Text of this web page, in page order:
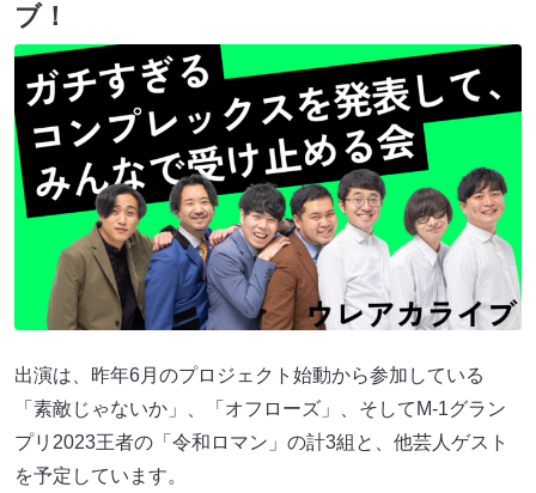
ブ！
出演は、昨年6月のプロジェクト始動から参加している
「素敵じゃないか」、「オフローズ」、そしてM-1グラン
プリ2023王者の「令和ロマン」の計3組と、他芸人ゲスト
を予定しています。